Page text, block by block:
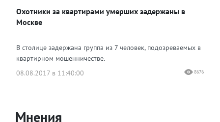
Охотники за квартирами умерших задержаны в
Москве
В столице задержана группа из 7 человек, подозреваемых в
квартирном мошенничестве.
08.08.2017 в 11:40:00
8676
Мнения